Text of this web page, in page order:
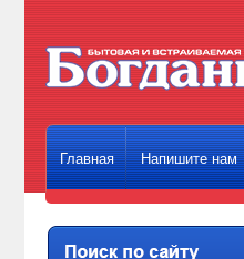
Главная Напишите нам